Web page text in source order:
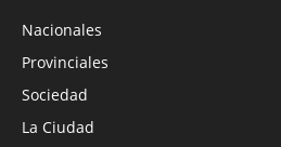
Nacionales
Provinciales
Sociedad
La Ciudad